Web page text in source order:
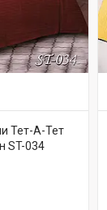
Тет-А-Тет
ST-034